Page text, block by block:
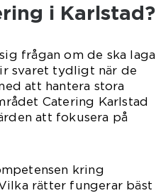
i Karlstad?
frågan om de ska laga
svaret tydligt när de
att hantera stora
Catering Karlstad
att fokusera på
kring
rätter fungerar bäst